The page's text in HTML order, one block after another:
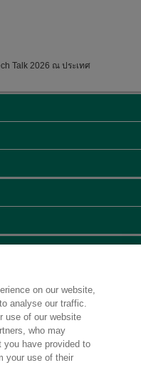
Talk 2026 ณ ประเทศ
on our website,
analyse our traffic.
use of our website
who may
you have provided to
your use of their